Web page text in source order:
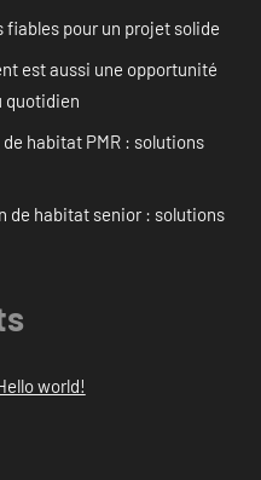
pour un projet solide
est aussi une opportunité
quotidien
habitat PMR : solutions
de habitat senior : solutions
world!